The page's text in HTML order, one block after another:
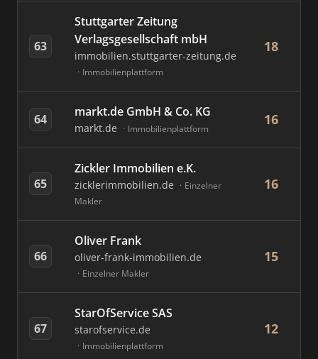
63
Stuttgarter Zeitung
Verlagsgesellschaft mbH
immobilien.stuttgarter-zeitung.de
Immobilienplattform
18
64 markt.de GmbH & Co. KG
markt.de Immobilienplattform
16
65
Zickler Immobilien e.K.
zicklerimmobilien.de
Einzelner
Makler
16
66
Oliver Frank
oliver-frank-immobilien.de
Einzelner Makler
15
67
StarOfService SAS
starofservice.de
Immobilienplattform
12